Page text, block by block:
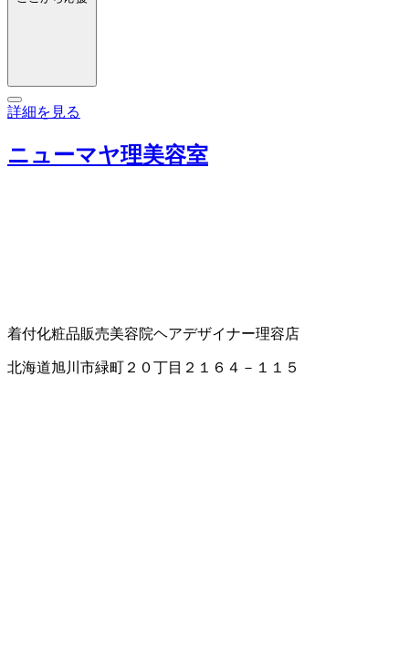
詳細を見る
ニューマヤ理美容室
着付化粧品販売美容院ヘアデザイナー理容店
北海道旭川市緑町２０丁目２１６４－１１５